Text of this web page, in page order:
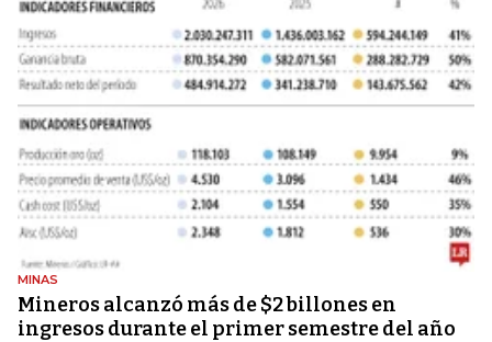
MINAS
Mineros alcanzó más de $2 billones en
ingresos durante el primer semestre del año